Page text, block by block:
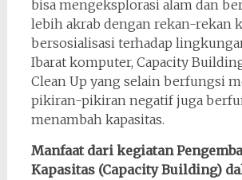
bisa mengeksplorasi alam dan
lebih akrab dengan rekan-rekan
bersosialisasi terhadap
Ibarat komputer, Capacity
Clean Up yang selain berfungsi
pikiran-pikiran negatif juga
menambah kapasitas.
Manfaat dari kegiatan
Kapasitas (Capacity Building)